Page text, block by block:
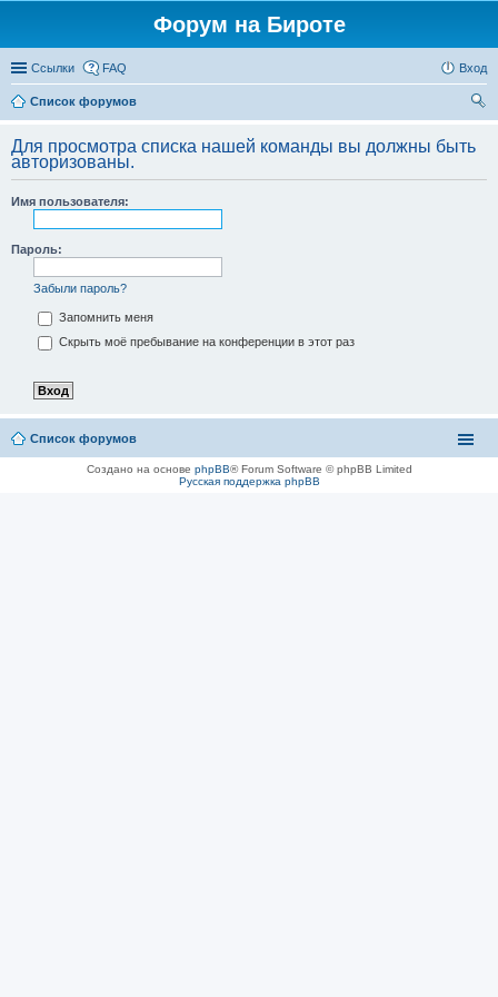
Форум на Бироте
Ссылки FAQ Вход
Список форумов
ск
Для просмотра списка нашей команды вы должны быть
авторизованы.
Имя пользователя:
Пароль:
Забыли пароль?
Запомнить меня
Скрыть моё пребывание на конференции в этот раз
Список форумов
Создано на основе phpBB® Forum Software © phpBB Limited
Русская поддержка phpBB